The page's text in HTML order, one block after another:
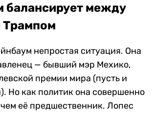
балансирует между
Трампом
непростая ситуация. Она
— бывший мэр Мехико,
премии мира (пусть и
Но как политик она совершенно
чем её предшественник. Лопес